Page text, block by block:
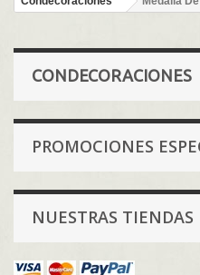
CONDECORACIONES
PROMOCIONES
NUESTRAS TIENDAS